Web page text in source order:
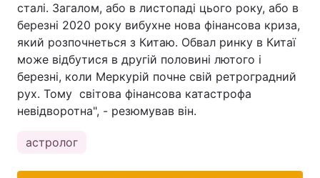
сталі. Загалом, або в листопаді цього року, або в
березні 2020 року вибухне нова фінансова криза,
який розпочнеться з Китаю. Обвал ринку в Китаї
може відбутися в другій половині лютого і
березні, коли Меркурій почне свій ретроградний
рух. Тому світова фінансова катастрофа
невідворотна", - резюмував він.
астролог